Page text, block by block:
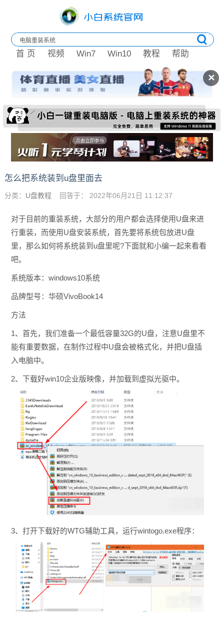
✕
首 页 视频 Win7 Win10 教程 帮助
怎么把系统装到u盘里面去
分类： U盘教程 回答于： 2022年06月21日 11:12:37
对于目前的重装系统，大部分的用户都会选择使用U盘来进
行重装，而使用U盘安装系统，首先要将系统包放进U盘
里，那么如何将系统装到u盘里呢?下面就和小编一起来看看
吧。
系统版本：windows10系统
品牌型号：华硕VivoBook14
方法
1、首先，我们准备一个最低容量32G的U盘，注意U盘里不
能有重要数据，在制作过程中U盘会被格式化，并把U盘插
入电脑中。
2、下载好win10企业版映像，并加载到虚拟光驱中。
3、打开下载好的WTG辅助工具，运行wintogo.exe程序：